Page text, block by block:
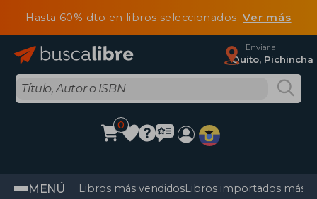
Hasta 60% dto en libros seleccionadosVer más
Enviar a
Quito, Pichincha
0
MENÚ Libros más vendidosLibros importados más